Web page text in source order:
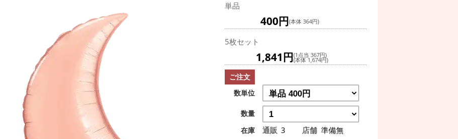
単品
400円(本体 364円)
5枚セット
1,841円(1点当 367円)
(本体 1,674円)
ご注文
数単位
数量
在庫
通販 3 店舗 準備無